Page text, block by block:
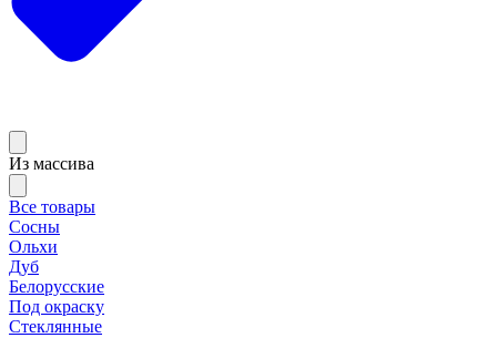
Из массива
Все товары
Сосны
Ольхи
Дуб
Белорусские
Под окраску
Стеклянные